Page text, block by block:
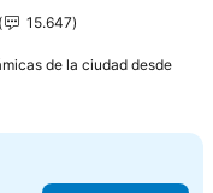
15.647
de la ciudad desde